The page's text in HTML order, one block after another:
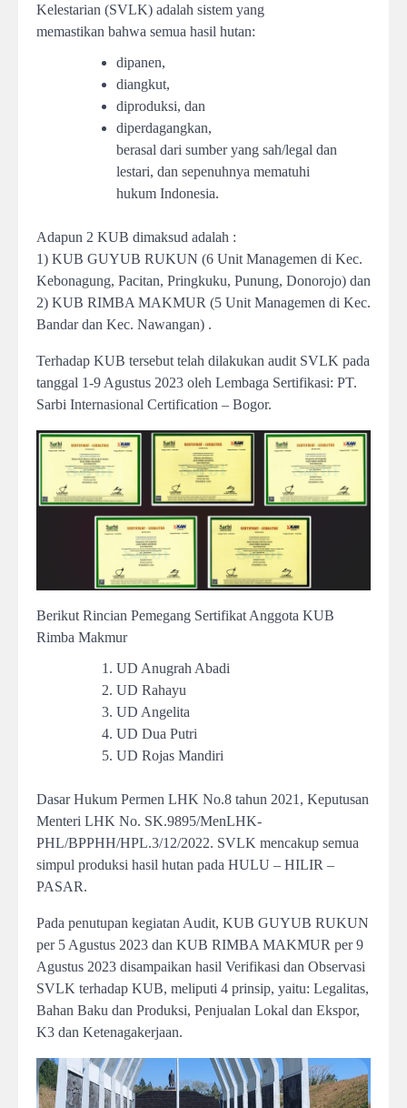
Kelestarian (SVLK) adalah sistem yang
memastikan bahwa semua hasil hutan:
dipanen,
diangkut,
diproduksi, dan
diperdagangkan,
berasal dari sumber yang sah/legal dan
lestari, dan sepenuhnya mematuhi
hukum Indonesia.
Adapun 2 KUB dimaksud adalah :
1) KUB GUYUB RUKUN (6 Unit Managemen di Kec.
Kebonagung, Pacitan, Pringkuku, Punung, Donorojo) dan
2) KUB RIMBA MAKMUR (5 Unit Managemen di Kec.
Bandar dan Kec. Nawangan) .
Terhadap KUB tersebut telah dilakukan audit SVLK pada
tanggal 1-9 Agustus 2023 oleh Lembaga Sertifikasi: PT.
Sarbi Internasional Certification – Bogor.
Berikut Rincian Pemegang Sertifikat Anggota KUB
Rimba Makmur
UD Anugrah Abadi
UD Rahayu
UD Angelita
UD Dua Putri
UD Rojas Mandiri
Dasar Hukum Permen LHK No.8 tahun 2021, Keputusan
Menteri LHK No. SK.9895/MenLHK-
PHL/BPPHH/HPL.3/12/2022. SVLK mencakup semua
simpul produksi hasil hutan pada HULU – HILIR –
PASAR.
Pada penutupan kegiatan Audit, KUB GUYUB RUKUN
per 5 Agustus 2023 dan KUB RIMBA MAKMUR per 9
Agustus 2023 disampaikan hasil Verifikasi dan Observasi
SVLK terhadap KUB, meliputi 4 prinsip, yaitu: Legalitas,
Bahan Baku dan Produksi, Penjualan Lokal dan Ekspor,
K3 dan Ketenagakerjaan.